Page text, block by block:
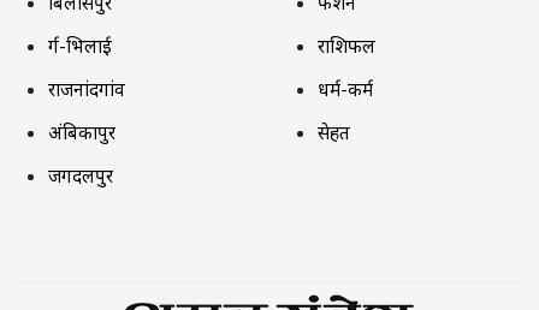
दुर्ग-भिलाई
राजनांदगांव
अंबिकापुर
जगदलपुर
राशिफल
धर्म-कर्म
सेहत